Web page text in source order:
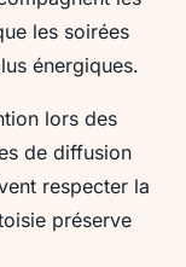
les soirées
énergiques.
lors des
de diffusion
respecter la
préserve